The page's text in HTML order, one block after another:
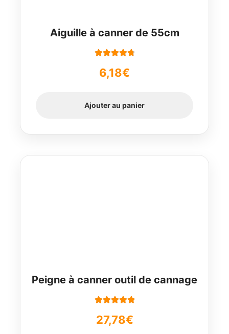
Aiguille à canner de 55cm
sur 5
6,18€
Ajouter au panier
Peigne à canner outil de cannage
5
27,78€